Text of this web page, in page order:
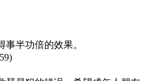
半功倍的效果。